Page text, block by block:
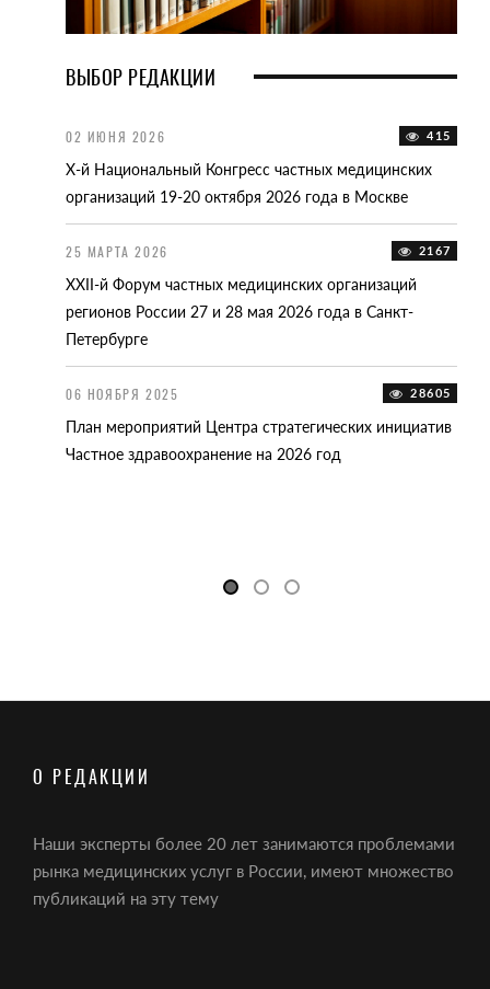
ВЫБОР РЕДАКЦИИ
02 ИЮНЯ 2026 415
X-й Национальный Конгресс частных медицинских
организаций 19-20 октября 2026 года в Москве
25 МАРТА 2026 2167
XXII-й Форум частных медицинских организаций
регионов России 27 и 28 мая 2026 года в Санкт-
Петербурге
06 НОЯБРЯ 2025 28605
План мероприятий Центра стратегических инициатив
Частное здравоохранение на 2026 год
О РЕДАКЦИИ
Наши эксперты более 20 лет занимаются проблемами
рынка медицинских услуг в России, имеют множество
публикаций на эту тему